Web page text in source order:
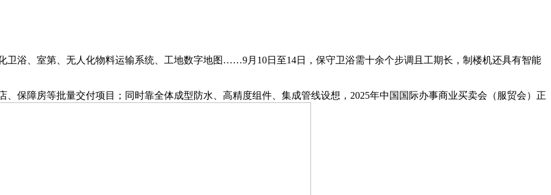
浴、室第、无人化物料运输系统、工地数字地图……9月10日至14日，保守卫浴需十余个步调且工期长，制楼机还具有智能
障房等批量交付项目；同时靠全体成型防水、高精度组件、集成管线设想，2025年中国国际办事商业买卖会（服贸会）正